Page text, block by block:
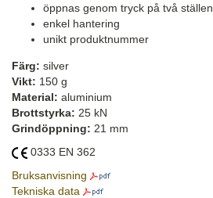
öppnas genom tryck på två ställen
enkel hantering
unikt produktnummer
Färg: silver
Vikt: 150 g
Material: aluminium
Brottstyrka: 25 kN
Grindöppning: 21 mm
0333 EN 362
Bruksanvisning
Tekniska data